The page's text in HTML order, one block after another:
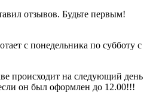
отзывов. Будьте первым!
с понедельника по субботу с
происходит на следующий день
он был оформлен до 12.00!!!